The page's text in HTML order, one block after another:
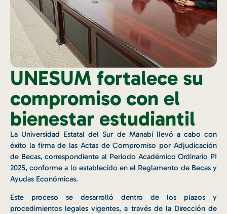
UNESUM fortalece su
compromiso con el
bienestar estudiantil
La Universidad Estatal del Sur de Manabí llevó a cabo con
éxito la firma de las Actas de Compromiso por Adjudicación
de Becas, correspondiente al Periodo Académico Ordinario PI
2025, conforme a lo establecido en el Reglamento de Becas y
Ayudas Económicas.
Este proceso se desarrolló dentro de los plazos y
procedimientos legales vigentes, a través de la Dirección de